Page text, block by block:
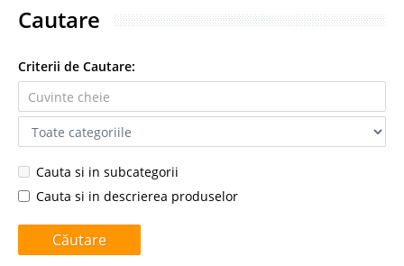
Cautare
Criterii de Cautare:
Cauta si in subcategorii
Cauta si in descrierea produselor